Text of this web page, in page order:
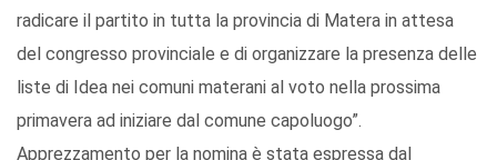
radicare il partito in tutta la provincia di Matera in attesa
del congresso provinciale e di organizzare la presenza delle
liste di Idea nei comuni materani al voto nella prossima
primavera ad iniziare dal comune capoluogo”.
Apprezzamento per la nomina è stata espressa dal